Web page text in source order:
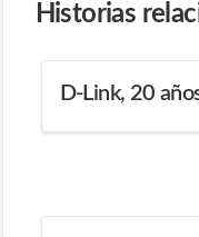
Historias
D-Link, 20